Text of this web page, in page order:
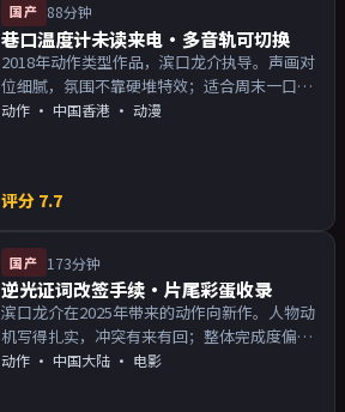
国产 88分钟
巷口温度计未读来电·多音轨可切换
2018年动作类型作品，滨口龙介执导。声画对
位细腻，氛围不靠硬堆特效；适合周末一口气
追完。主演以演技派为主，适合喜欢强叙事与
动作 · 中国香港 · 动漫
评分 7.7
国产 173分钟
逆光证词改签手续·片尾彩蛋收录
滨口龙介在2025年带来的动作向新作。人物动
机写得扎实，冲突有来有回；整体完成度偏院
线质感。主演以演技派为主，适合喜欢强叙事
动作 · 中国大陆 · 电影